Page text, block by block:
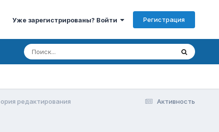
Уже зарегистрированы? Войти Регистрация
Активность
редактирования